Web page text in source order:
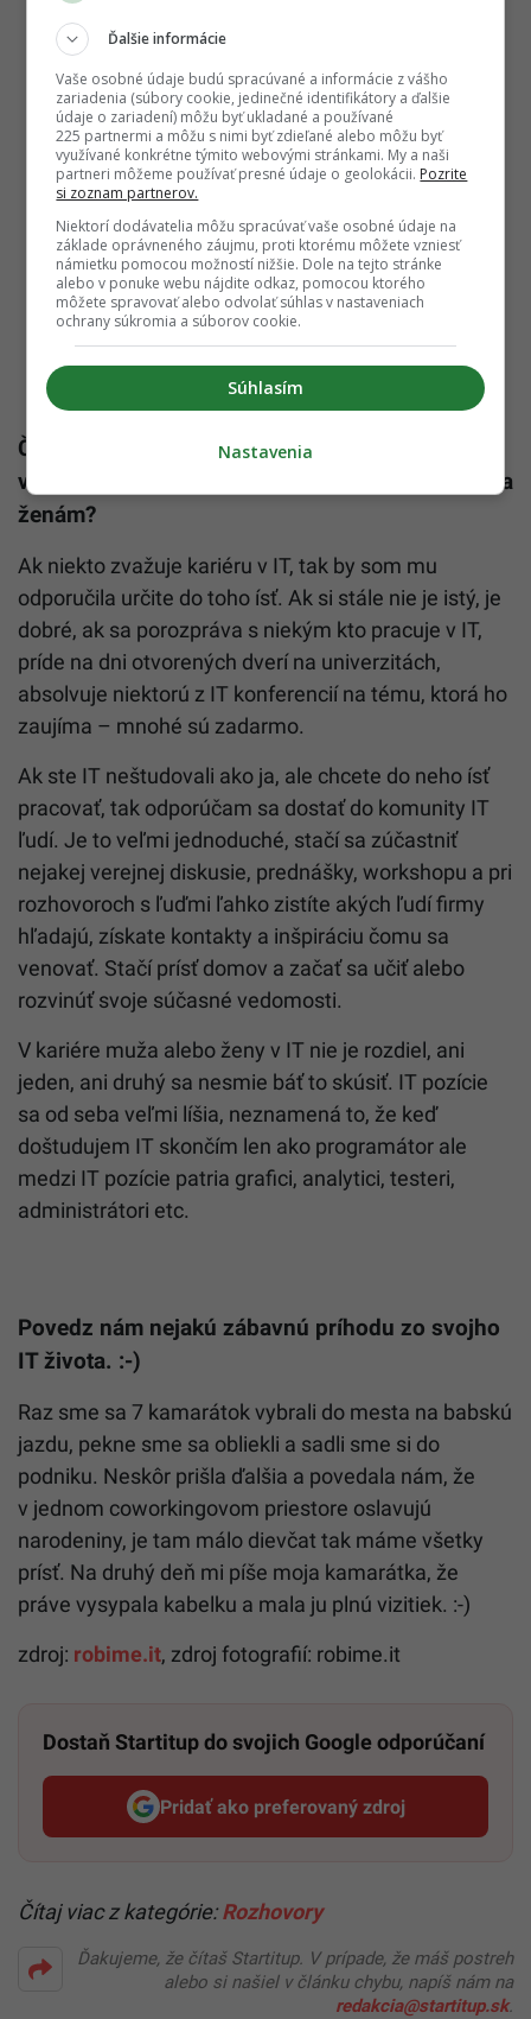
Čo by si poradila človeku, ktorý zvažuje kariéru
v IT? Čo by si poradila mužom? Čo by si poradila
ženám?
Ak niekto zvažuje kariéru v IT, tak by som mu
odporučila určite do toho ísť. Ak si stále nie je istý, je
dobré, ak sa porozpráva s niekým kto pracuje v IT,
príde na dni otvorených dverí na univerzitách,
absolvuje niektorú z IT konferencií na tému, ktorá ho
zaujíma – mnohé sú zadarmo.
Ak ste IT neštudovali ako ja, ale chcete do neho ísť
pracovať, tak odporúčam sa dostať do komunity IT
ľudí. Je to veľmi jednoduché, stačí sa zúčastniť
nejakej verejnej diskusie, prednášky, workshopu a pri
rozhovoroch s ľuďmi ľahko zistíte akých ľudí firmy
hľadajú, získate kontakty a inšpiráciu čomu sa
venovať. Stačí prísť domov a začať sa učiť alebo
rozvinúť svoje súčasné vedomosti.
V kariére muža alebo ženy v IT nie je rozdiel, ani
jeden, ani druhý sa nesmie báť to skúsiť. IT pozície
sa od seba veľmi líšia, neznamená to, že keď
doštudujem IT skončím len ako programátor ale
medzi IT pozície patria grafici, analytici, testeri,
administrátori etc.
Povedz nám nejakú zábavnú príhodu zo svojho
IT života. :-)
Raz sme sa 7 kamarátok vybrali do mesta na babskú
jazdu, pekne sme sa obliekli a sadli sme si do
podniku. Neskôr prišla ďalšia a povedala nám, že
v jednom coworkingovom priestore oslavujú
narodeniny, je tam málo dievčat tak máme všetky
prísť. Na druhý deň mi píše moja kamarátka, že
práve vysypala kabelku a mala ju plnú vizitiek. :-)
zdroj: robime.it, zdroj fotografií: robime.it
Dostaň Startitup do svojich Google odporúčaní
Pridať ako preferovaný zdroj
Startitup, odkaz sa otvorí v
Čítaj viac z kategórie:Rozhovory
Ďakujeme, že čítaš Startitup. V prípade, že máš postreh
alebo si našiel v článku chybu, napíš nám na
redakcia@startitup.sk.
Ďalšie informácie
Vaše osobné údaje budú spracúvané a informácie z vášho
zariadenia (súbory cookie, jedinečné identifikátory a ďalšie
údaje o zariadení) môžu byť ukladané a používané
225 partnermi a môžu s nimi byť zdieľané alebo môžu byť
využívané konkrétne týmito webovými stránkami. My a naši
partneri môžeme používať presné údaje o geolokácii. Pozrite
si zoznam partnerov.
Niektorí dodávatelia môžu spracúvať vaše osobné údaje na
základe oprávneného záujmu, proti ktorému môžete vzniesť
námietku pomocou možností nižšie. Dole na tejto stránke
alebo v ponuke webu nájdite odkaz, pomocou ktorého
môžete spravovať alebo odvolať súhlas v nastaveniach
ochrany súkromia a súborov cookie.
Súhlasím
Nastavenia